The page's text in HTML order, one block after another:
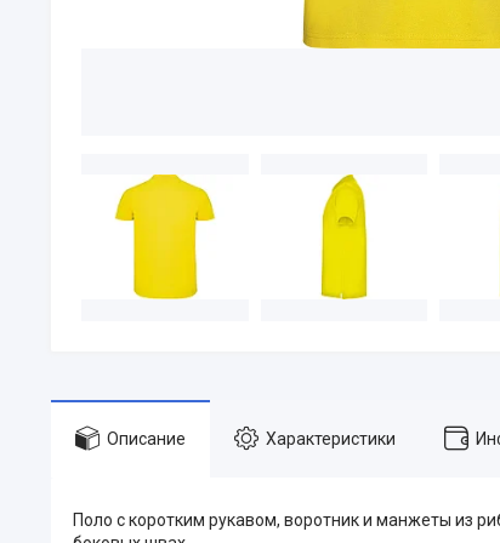
Описание Характеристики
Поло с коротким рукавом, воротник и манжеты из